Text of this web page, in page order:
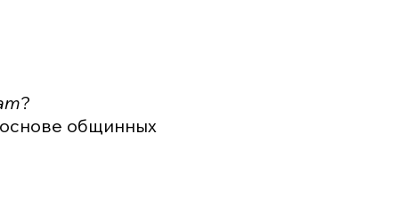
?
общинных